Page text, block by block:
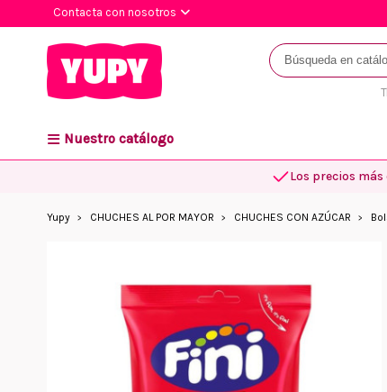
Contacta con nosotros
Nuestro catálogo
Los precios
Yupy CHUCHES AL POR MAYOR CHUCHES CON AZÚCAR